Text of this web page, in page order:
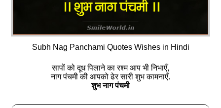
Subh Nag Panchami Quotes Wishes in Hindi
सापों को दूध पिलाने का रश्म आप भी निभाएँ,
नाग पंचमी की आपको ढेर सारी शुभ कामनाएँ.
शुभ नाग पंचमी